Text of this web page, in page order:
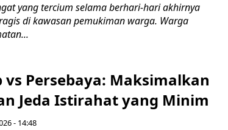
yang tercium selama berhari-hari akhirnya
di kawasan pemukiman warga. Warga
vs Persebaya: Maksimalkan
Jeda Istirahat yang Minim
- 14:48